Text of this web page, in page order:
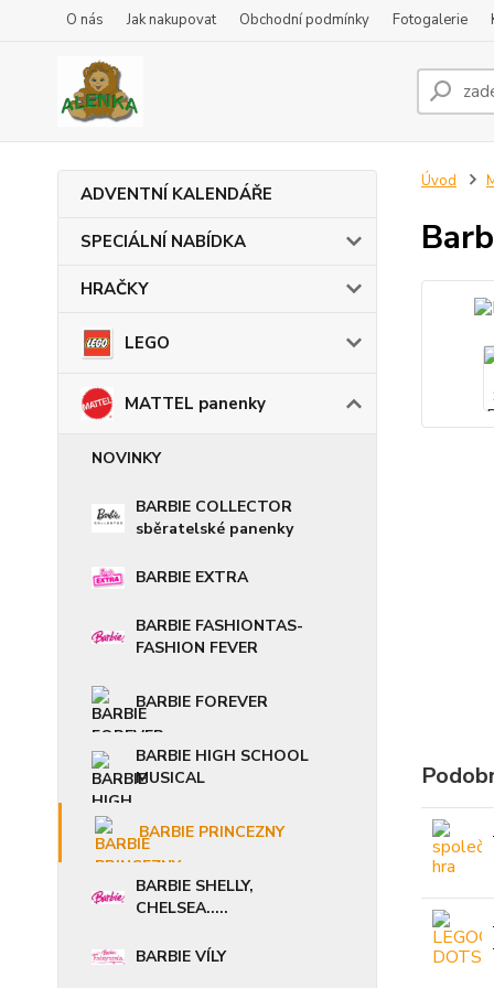
O nás Jak nakupovat Obchodní podmínky Fotogalerie
ADVENTNÍ KALENDÁŘE
SPECIÁLNÍ NABÍDKA
HRAČKY
LEGO
MATTEL panenky
NOVINKY
BARBIE COLLECTOR
sběratelské panenky
BARBIE EXTRA
BARBIE FASHIONTAS-
FASHION FEVER
BARBIE FOREVER
BARBIE HIGH SCHOOL
MUSICAL
BARBIE PRINCEZNY
BARBIE SHELLY,
CHELSEA.....
BARBIE VÍLY
Úvod